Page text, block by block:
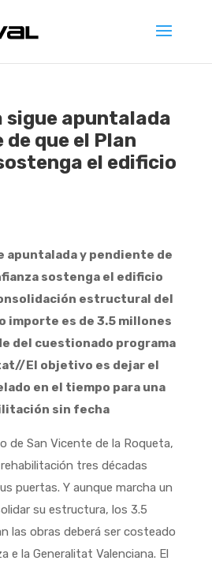
sigue apuntalada
que el Plan
el edificio
apuntalada y pendiente de
sostenga el edificio
estructural del
importe es de 3.5 millones
del cuestionado programa
El objetivo es dejar el
en el tiempo para una
sin fecha
San Vicente de la Roqueta,
tres décadas
puertas. Y aunque marcha un
su estructura, los 3.5
las obras deberá ser costeado
e la Generalitat Valenciana. El